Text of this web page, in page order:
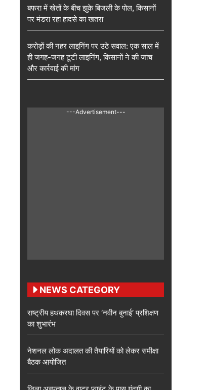
बफरा में खेतों के बीच झुके बिजली के पोल, किसानों
पर मंडरा रहा हादसे का खतरा
करोड़ों की नहर लाइनिंग पर उठे सवाल: एक साल में
ही जगह-जगह टूटी लाइनिंग, किसानों ने की जांच
और कार्रवाई की मांग
---Advertisement---
NEWS CATEGORY
राष्ट्रीय हथकरघा दिवस पर ‘नवीन बुनाई’ प्रशिक्षण
का शुभारंभ
नेशनल लोक अदालत की तैयारियों को लेकर समीक्षा
बैठक आयोजित